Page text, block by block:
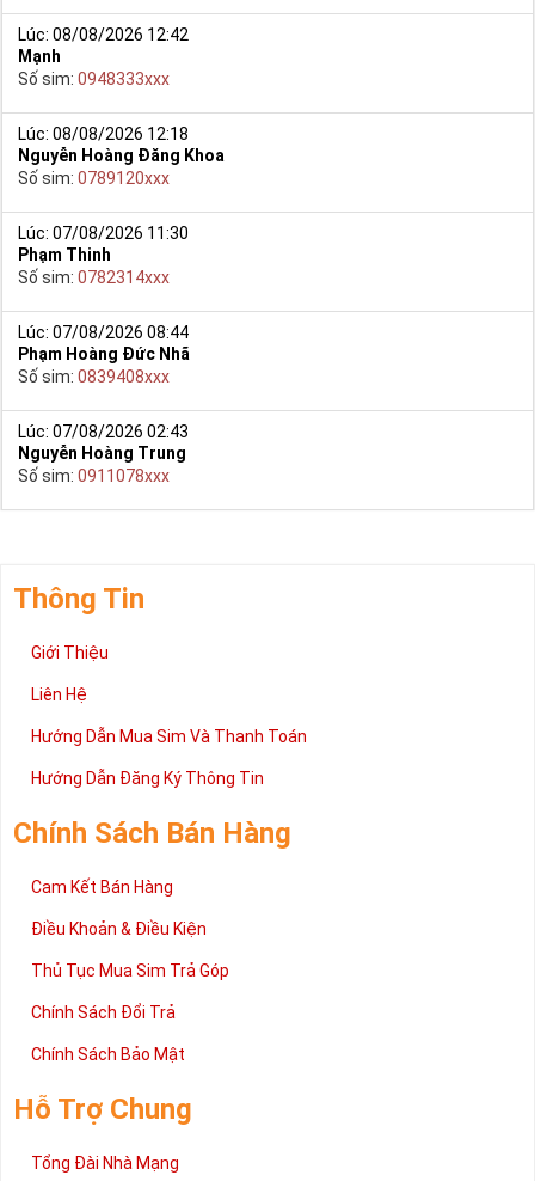
Lúc: 08/08/2026 12:42
Mạnh
Số sim: 0948333xxx
Lúc: 08/08/2026 12:18
Nguyễn Hoàng Đăng Khoa
Số sim: 0789120xxx
Lúc: 07/08/2026 11:30
Phạm Thinh
Số sim: 0782314xxx
Lúc: 07/08/2026 08:44
Phạm Hoàng Đức Nhã
Số sim: 0839408xxx
Lúc: 07/08/2026 02:43
Nguyễn Hoàng Trung
Số sim: 0911078xxx
Thông Tin
Giới Thiệu
Liên Hệ
Hướng Dẫn Mua Sim Và Thanh Toán
Hướng Dẫn Đăng Ký Thông Tin
Chính Sách Bán Hàng
Cam Kết Bán Hàng
Điều Khoản & Điều Kiện
Thủ Tục Mua Sim Trả Góp
Chính Sách Đổi Trả
Chính Sách Bảo Mật
Hỗ Trợ Chung
Tổng Đài Nhà Mạng